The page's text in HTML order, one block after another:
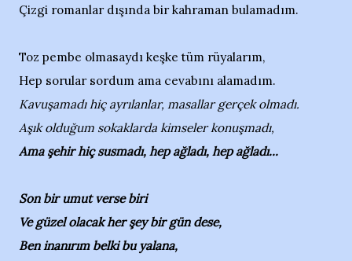
Çizgi romanlar dışında bir kahraman bulamadım.
Toz pembe olmasaydı keşke tüm rüyalarım,
Hep sorular sordum ama cevabını alamadım.
Kavuşamadı hiç ayrılanlar, masallar gerçek olmadı.
Aşık olduğum sokaklarda kimseler konuşmadı,
Ama şehir hiç susmadı, hep ağladı, hep ağladı...
Son bir umut verse biri
Ve güzel olacak her şey bir gün dese,
Ben inanırım belki bu yalana,